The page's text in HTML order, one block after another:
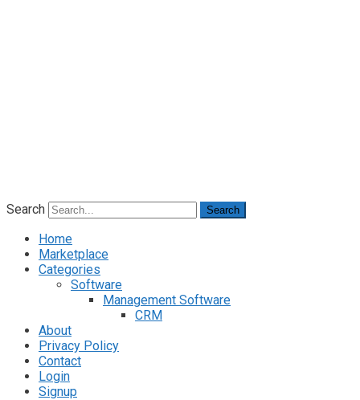
Search Search
Home
Marketplace
Categories
Software
Management Software
CRM
About
Privacy Policy
Contact
Login
Signup